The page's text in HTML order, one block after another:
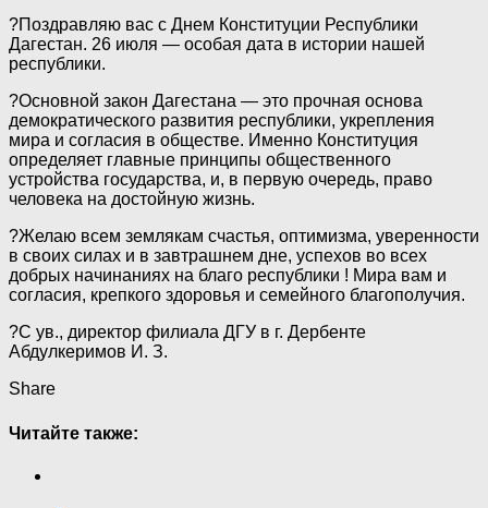
?Поздравляю вас с Днем Конституции Республики
Дагестан. 26 июля — особая дата в истории нашей
республики.
?Основной закон Дагестана — это прочная основа
демократического развития республики, укрепления
мира и согласия в обществе. Именно Конституция
определяет главные принципы общественного
устройства государства, и, в первую очередь, право
человека на достойную жизнь.
?Желаю всем землякам счастья, оптимизма, уверенности
в своих силах и в завтрашнем дне, успехов во всех
добрых начинаниях на благо республики ! Мира вам и
согласия, крепкого здоровья и семейного благополучия.
?С ув., директор филиала ДГУ в г. Дербенте
Абдулкеримов И. З.
Share
Читайте также: